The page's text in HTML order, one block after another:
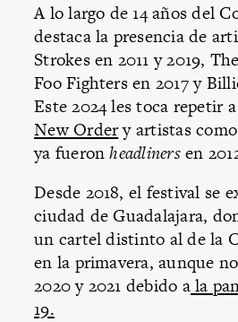
A lo largo de 14 años del
destaca la presencia de
Strokes en 2011 y 2019,
Foo Fighters en 2017 y
Este 2024 les toca repetir
New Ordery artistas
ya fueronheadlinersen
Desde 2018, el festival se
ciudad de Guadalajara,
un cartel distinto al de la
en la primavera, aunque
2020 y 2021 debido ala
19.